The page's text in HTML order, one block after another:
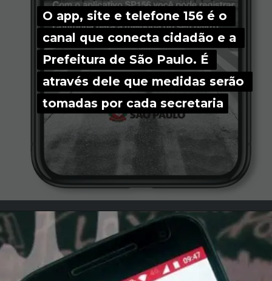
O app, site e telefone 156 é o
canal que conecta cidadão e a
Prefeitura de São Paulo. É
através dele que medidas serão
tomadas por cada secretaria
O app, site e telefone 156 é o
canal que conecta cidadão e a
Prefeitura de São Paulo. É
através dele que medidas serão
tomadas por cada secretaria